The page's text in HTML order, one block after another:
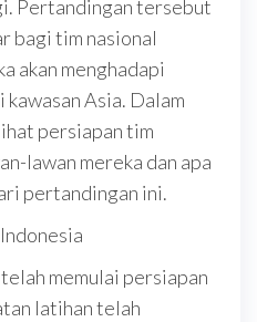
Pertandingan tersebut
bagi tim nasional
akan menghadapi
Asia. Dalam
persiapan tim
lawan mereka dan apa
pertandingan ini.
memulai persiapan
latihan telah